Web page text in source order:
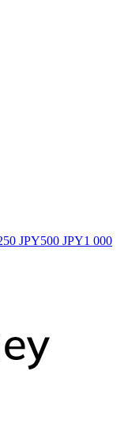
JPY500 JPY1 000